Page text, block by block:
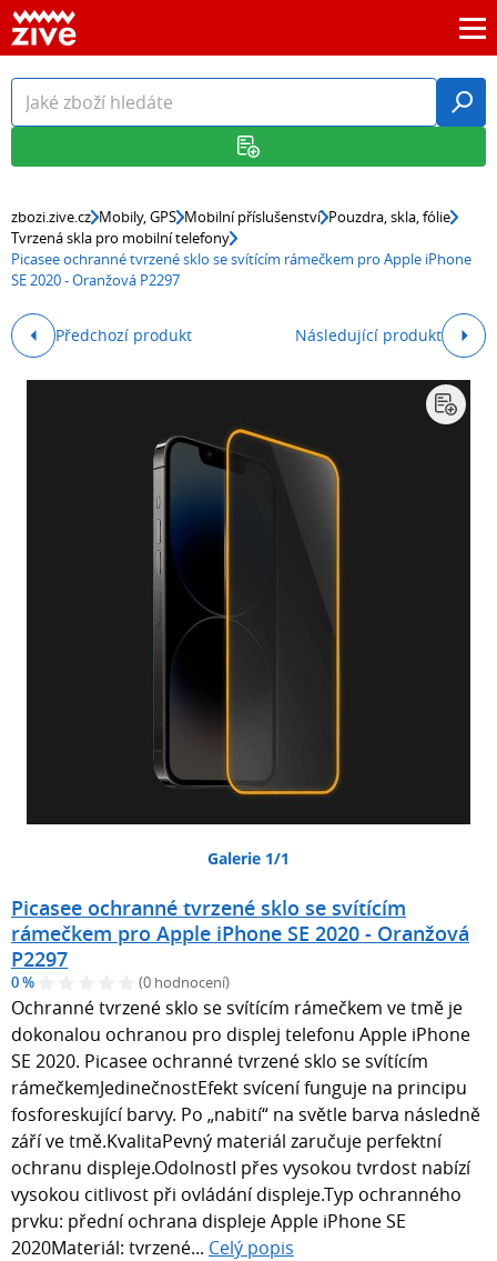
zbozi.zive.cz Mobily, GPS Mobilní příslušenství Pouzdra, skla, fólie
Tvrzená skla pro mobilní telefony
Picasee ochranné tvrzené sklo se svítícím rámečkem pro Apple iPhone
SE 2020 - Oranžová P2297
Předchozí produkt Následující produkt
Galerie 1/1
Picasee ochranné tvrzené sklo se svítícím
rámečkem pro Apple iPhone SE 2020 - Oranžová
P2297
0 % (0 hodnocení)
Ochranné tvrzené sklo se svítícím rámečkem ve tmě je
dokonalou ochranou pro displej telefonu Apple iPhone
SE 2020. Picasee ochranné tvrzené sklo se svítícím
rámečkemJedinečnostEfekt svícení funguje na principu
fosforeskující barvy. Po „nabití“ na světle barva následně
září ve tmě.KvalitaPevný materiál zaručuje perfektní
ochranu displeje.OdolnostI přes vysokou tvrdost nabízí
vysokou citlivost při ovládání displeje.Typ ochranného
prvku: přední ochrana displeje Apple iPhone SE
2020Materiál: tvrzené... Celý popis